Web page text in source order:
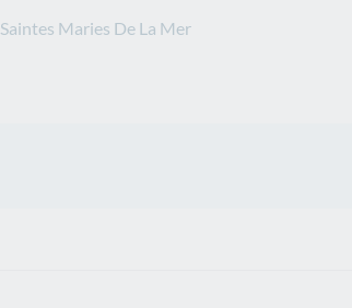
Saintes Maries De La Mer